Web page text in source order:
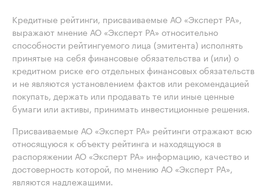
Кредитные рейтинги, присваиваемые АО «Эксперт РА»,
выражают мнение АО «Эксперт РА» относительно
способности рейтингуемого лица (эмитента) исполнять
принятые на себя финансовые обязательства и (или) о
кредитном риске его отдельных финансовых обязательств
и не являются установлением фактов или рекомендацией
покупать, держать или продавать те или иные ценные
бумаги или активы, принимать инвестиционные решения.
Присваиваемые АО «Эксперт РА» рейтинги отражают всю
относящуюся к объекту рейтинга и находящуюся в
распоряжении АО «Эксперт РА» информацию, качество и
достоверность которой, по мнению АО «Эксперт РА»,
являются надлежащими.